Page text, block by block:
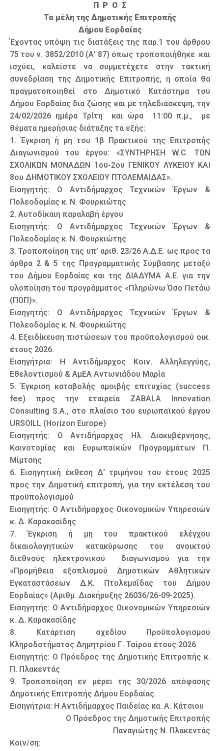
Π Ρ Ο Σ
Τα μέλη της Δημοτικής Επιτροπής
Δήμου Εορδαίας
Έχοντας υπόψη τις διατάξεις της παρ.1 του άρθρου
75 του ν. 3852/2010 (Α’ 87) όπως τροποποιήθηκε και
ισχύει, καλείστε να συμμετέχετε στην τακτική
συνεδρίαση της Δημοτικής Επιτροπής, η οποία θα
πραγματοποιηθεί στο Δημοτικό Κατάστημα του
Δήμου Εορδαίας δια ζώσης και με τηλεδιάσκεψη, την
24/02/2026 ημέρα Τρίτη και ώρα 11:00 π.μ., με
θέματα ημερήσιας διάταξης τα εξής:
1. Έγκριση ή μη του 1β Πρακτικού της Επιτροπής
Διαγωνισμού του έργου: «ΣΥΝΤΗΡΗΣΗ W.C. ΤΩΝ
ΣΧΟΛΙΚΩΝ ΜΟΝΑΔΩΝ 1ου-2ου ΓΕΝΙΚΟΥ ΛΥΚΕΙΟΥ ΚΑΙ
8ου ΔΗΜΟΤΙΚΟΥ ΣΧΟΛΕΙΟΥ ΠΤΟΛΕΜΑΙΔΑΣ».
Εισηγητής: Ο Αντιδήμαρχος Τεχνικών Έργων &
Πολεοδομίας κ. Ν. Φουρκιώτης
2. Αυτοδίκαιη παραλαβή έργου
Εισηγητής: Ο Αντιδήμαρχος Τεχνικών Έργων &
Πολεοδομίας κ. Ν. Φουρκιώτης
3. Τροποποίηση της υπ’ αριθ. 23/26 Α.Δ.Ε. ως προς τα
άρθρα 2 & 5 της Προγραμματικής Σύμβασης μεταξύ
του Δήμου Εορδαίας και της ΔΙΑΔΥΜΑ Α.Ε. για την
υλοποίηση του προγράμματος «Πληρώνω Όσο Πετάω
(ΠΟΠ)».
Εισηγητής: Ο Αντιδήμαρχος Τεχνικών Έργων &
Πολεοδομίας κ. Ν. Φουρκιώτης
4. Εξειδίκευση πιστώσεων του προϋπολογισμού οικ.
έτους 2026.
Εισηγήτρια: Η Αντιδήμαρχος Κοιν. Αλληλεγγύης,
Εθελοντισμού & ΑμΕΑ Αντωνιάδου Μαρία
5. Έγκριση καταβολής αμοιβής επιτυχίας (success
fee) προς την εταιρεία ZABALA Innovation
Consulting S.A., στο πλαίσιο του ευρωπαϊκού έργου
URSOILL (Horizon Europe)
Εισηγητής: Ο Αντιδήμαρχος Ηλ. Διακυβέρνησης,
Καινοτομίας και Ευρωπαϊκών Προγραμμάτων Π.
Μίμτσης
6. Εισηγητική έκθεση Δ’ τριμήνου του έτους 2025
προς την Δημοτική επιτροπή, για την εκτέλεση του
προϋπολογισμού
Εισηγητής: Ο Αντιδήμαρχος Οικονομικών Υπηρεσιών
κ. Δ. Καρακασίδης
7. Έγκριση ή μη του πρακτικού ελέγχου
δικαιολογητικών κατακύρωσης του ανοικτού
διεθνούς ηλεκτρονικού διαγωνισμού για την
«Προμήθεια εξοπλισμού Δημοτικών Αθλητικών
Εγκαταστάσεων Δ.Κ. Πτολεμαΐδας του Δήμου
Εορδαίας» (Αριθμ. Διακήρυξης 26036/26-09-2025).
Εισηγητής: Ο Αντιδήμαρχος Οικονομικών Υπηρεσιών
κ. Δ. Καρακασίδης
8. Κατάρτιση σχεδίου Προϋπολογισμού
Κληροδοτήματος Δημητρίου Γ. Τσίρου έτους 2026
Εισηγητής: Ο Πρόεδρος της Δημοτικής Επιτροπής κ.
Π. Πλακεντάς
9. Τροποποίηση εν μέρει της 30/2026 απόφασης
Δημοτικής Επιτροπής Δήμου Εορδαίας.
Εισηγήτρια: Η Αντιδήμαρχος Παιδείας κα. Α. Κάτσιου
Ο Πρόεδρος της Δημοτικής Επιτροπής
Παναγιώτης Ν. Πλακεντάς
Κοιν/ση: